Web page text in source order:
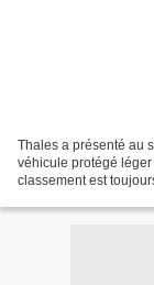
Thales a présenté au
véhicule protégé
classement est